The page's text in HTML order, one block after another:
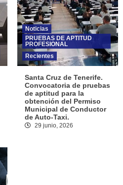
Noticias
PRUEBAS DE APTITUD
PROFESIONAL
Recientes
Santa Cruz de Tenerife.
Convocatoria de pruebas
de aptitud para la
obtención del Permiso
Municipal de Conductor
de Auto-Taxi.
29 junio, 2026